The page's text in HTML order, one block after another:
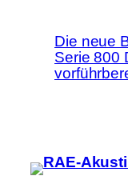
Die neue
Serie 800